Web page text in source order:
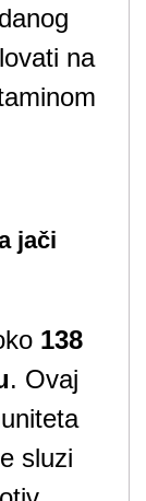
na
jači
138
. Ovaj
sluzi